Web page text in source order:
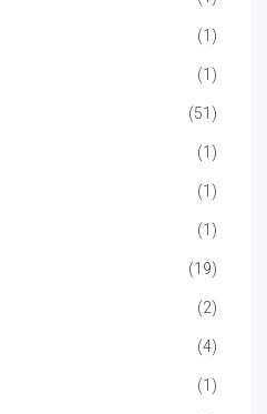
(1)
(1)
(51)
(1)
(1)
(1)
(19)
(2)
(4)
(1)